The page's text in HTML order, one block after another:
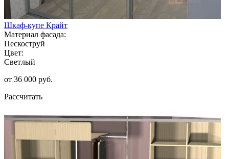
Шкаф-купе Крайт
Материал фасада:
Пескоструй
Цвет:
Светлый
от 36 000 руб.
Рассчитать